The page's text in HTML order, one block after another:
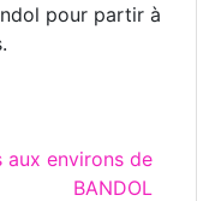
pour partir à
aux environs de
BANDOL